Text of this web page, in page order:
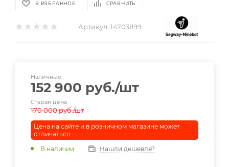
В ИЗБРАННОЕ СРАВНИТЬ
Артикул: 14703899
Наличные
152 900 руб./шт
Старая цена
170 000руб./шт
Цена на сайте и в розничном магазине может
отличаться
В наличии
Нашли дешевле?